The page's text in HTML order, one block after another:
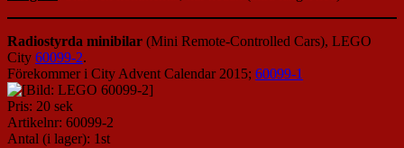
Radiostyrda minibilar (Mini Remote-Controlled Cars), LEGO
City 60099-2.
Förekommer i City Advent Calendar 2015; 60099-1
Pris: 20 sek
Artikelnr: 60099-2
Antal (i lager): 1st